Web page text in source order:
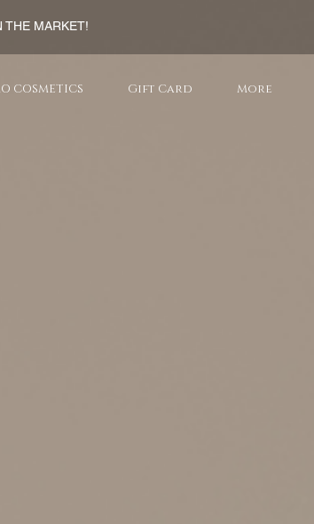
THE MARKET!
COSMETICS Gift Card More